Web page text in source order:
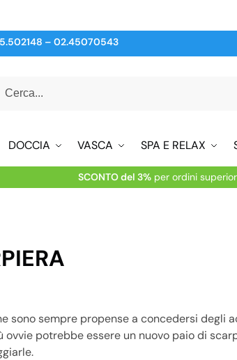
– 02.45070543
DOCCIA VASCA SPA E RELAX
SCONTO del 3%per ordini
sono sempre propense a concedersi degli
potrebbe essere un nuovo paio di